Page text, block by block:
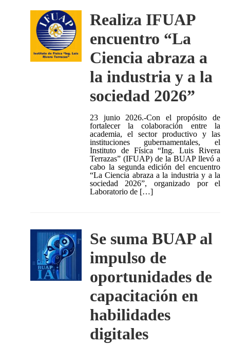
Realiza IFUAP
encuentro “La
Ciencia abraza a
la industria y a la
sociedad 2026”
23 junio 2026.-Con el propósito de
fortalecer la colaboración entre la
academia, el sector productivo y las
instituciones gubernamentales, el
Instituto de Física “Ing. Luis Rivera
Terrazas” (IFUAP) de la BUAP llevó a
cabo la segunda edición del encuentro
“La Ciencia abraza a la industria y a la
sociedad 2026”, organizado por el
Laboratorio de […]
Se suma BUAP al
impulso de
oportunidades de
capacitación en
habilidades
digitales